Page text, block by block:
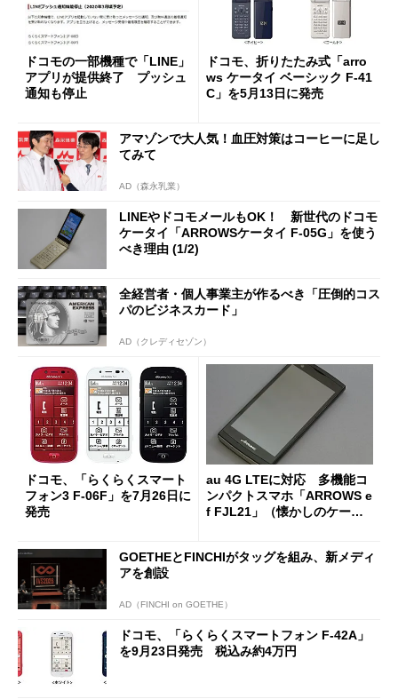
ドコモの一部機種で「LINE」
アプリが提供終了 プッシュ
通知も停止
ドコモ、折りたたみ式「arro
ws ケータイ ベーシック F-41
C」を5月13日に発売
アマゾンで大人気！血圧対策はコーヒーに足し
てみて
AD（森永乳業）
LINEやドコモメールもOK！ 新世代のドコモ
ケータイ「ARROWSケータイ F-05G」を使う
べき理由 (1/2)
全経営者・個人事業主が作るべき「圧倒的コス
パのビジネスカード」
AD（クレディセゾン）
ドコモ、「らくらくスマート
フォン3 F-06F」を7月26日に
発売
au 4G LTEに対応 多機能コ
ンパクトスマホ「ARROWS e
f FJL21」（懐かしのケータ
GOETHEとFINCHIがタッグを組み、新メディ
アを創設
AD（FINCHI on GOETHE）
ドコモ、「らくらくスマートフォン F-42A」
を9月23日発売 税込み約4万円